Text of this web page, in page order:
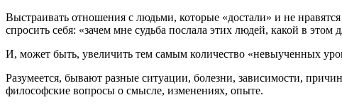
Выстраивать отношения с людьми, которые «достали» и не
спросить себя: «зачем мне судьба послала этих людей, какой в
И, может быть, увеличить тем самым количество «невыученных
Разумеется, бывают разные ситуации, болезни, зависимости,
философские вопросы о смысле, изменениях, опыте.